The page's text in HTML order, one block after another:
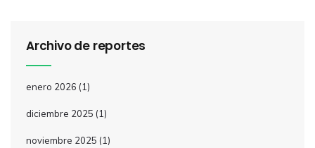
Archivo de reportes
enero 2026 (1)
diciembre 2025 (1)
noviembre 2025 (1)